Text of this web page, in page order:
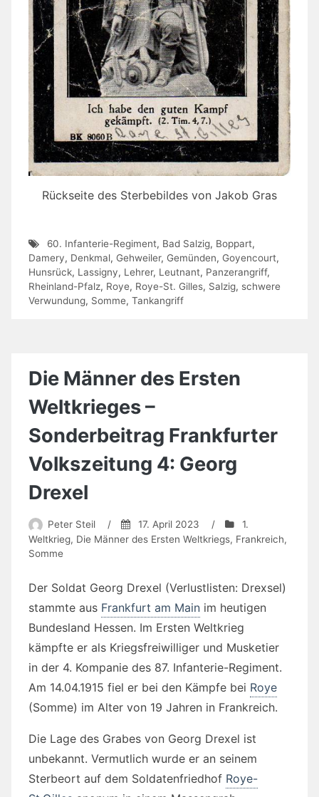
Rückseite des Sterbebildes von Jakob Gras
60. Infanterie-Regiment, Bad Salzig, Boppart,
Damery, Denkmal, Gehweiler, Gemünden, Goyencourt,
Hunsrück, Lassigny, Lehrer, Leutnant, Panzerangriff,
Rheinland-Pfalz, Roye, Roye-St. Gilles, Salzig, schwere
Verwundung, Somme, Tankangriff
Die Männer des Ersten
Weltkrieges –
Sonderbeitrag Frankfurter
Volkszeitung 4: Georg
Drexel
Peter Steil / 17. April 2023 /
1.
Weltkrieg, Die Männer des Ersten Weltkriegs, Frankreich,
Somme
Der Soldat Georg Drexel (Verlustlisten: Drexsel)
stammte aus Frankfurt am Main im heutigen
Bundesland Hessen. Im Ersten Weltkrieg
kämpfte er als Kriegsfreiwilliger und Musketier
in der 4. Kompanie des 87. Infanterie-Regiment.
Am 14.04.1915 fiel er bei den Kämpfe bei Roye
(Somme) im Alter von 19 Jahren in Frankreich.
Die Lage des Grabes von Georg Drexel ist
unbekannt. Vermutlich wurde er an seinem
Sterbeort auf dem Soldatenfriedhof Roye-